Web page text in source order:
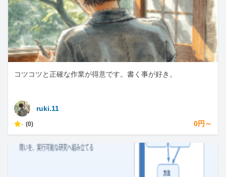
コツコツと正確な作業が得意です。書く事が好き。
ruki.11
- (0) 0円～